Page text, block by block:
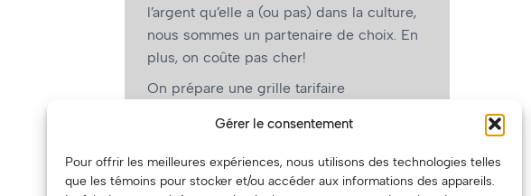
Gérer le consentement
Pour offrir les meilleures expériences, nous utilisons des technologies telles
que les témoins pour stocker et/ou accéder aux informations des appareils.
l’argent qu’elle a (ou pas) dans la culture,
nous sommes un partenaire de choix. En
plus, on coûte pas cher!
On prépare une grille tarifaire
vous, les artistes!)